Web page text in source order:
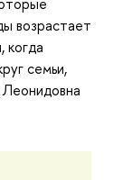
возрастает
когда
семьи,